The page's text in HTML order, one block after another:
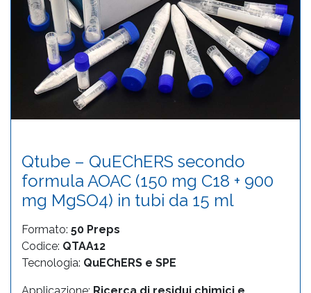
Qtube – QuEChERS secondo
formula AOAC (150 mg C18 + 900
mg MgSO4) in tubi da 15 ml
Formato: 50 Preps
Codice: QTAA12
Tecnologia: QuEChERS e SPE